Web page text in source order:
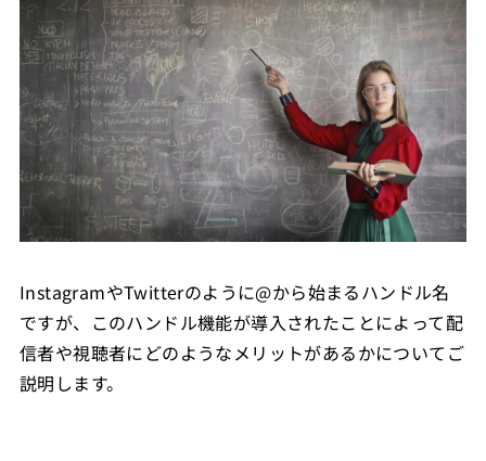
InstagramやTwitterのように@から始まるハンドル名
ですが、このハンドル機能が導入されたことによって配
信者や視聴者にどのようなメリットがあるかについてご
説明します。